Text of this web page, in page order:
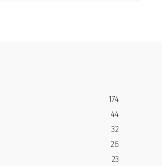
174
44
32
26
23